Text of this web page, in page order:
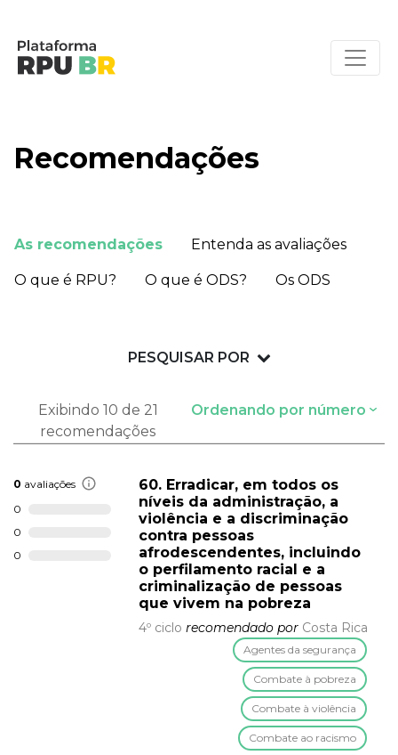
Recomendações
As recomendações Entenda as avaliações
O que é RPU? O que é ODS? Os ODS
PESQUISAR POR
Exibindo 10 de 21
recomendações
Ordenando por número
0 avaliações
0
0
0
60. Erradicar, em todos os
níveis da administração, a
violência e a discriminação
contra pessoas
afrodescendentes, incluindo
o perfilamento racial e a
criminalização de pessoas
que vivem na pobreza
4º ciclo recomendado por Costa Rica
Agentes da segurança
Combate à pobreza
Combate à violência
Combate ao racismo